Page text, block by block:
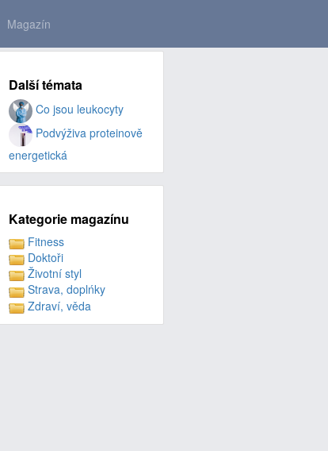
Magazín
Další témata
Co jsou leukocyty
Podvýživa proteinově
energetická
Kategorie magazínu
Fitness
Doktoři
Životní styl
Strava, doplńky
Zdraví, věda